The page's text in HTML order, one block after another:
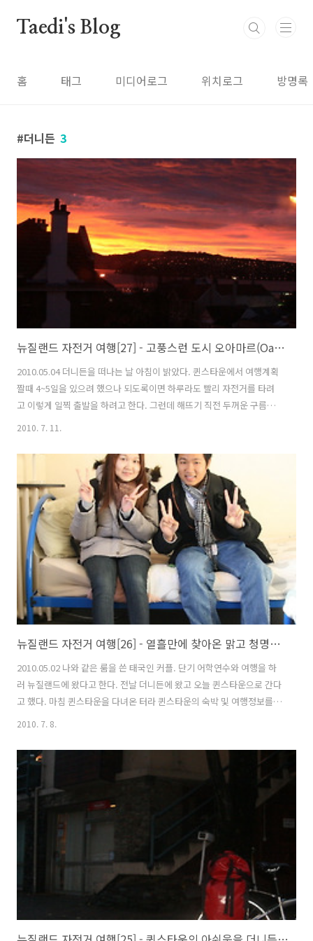
Taedi's Blog
홈 태그 미디어로그 위치로그 방명록
더니든 3
뉴질랜드 자전거 여행[27] - 고풍스런 도시 오아마르(Oamaru)
2010.05.04 더니든을 떠나는 날 아침이 밝았다. 퀸스타운에서 여행계획
짤때 4~5일을 있으려 했으나 되도록이면 하루라도 빨리 자전거를 타려
고 이렇게 일찍 출발을 하려고 한다. 그런데 해뜨기 직전 두꺼운 구름이
잔뜩 하늘을 가리고 있다. 이거 공포영화에 나오는 사크시티 같다. 아침
르막이 시작된다. 여기에다 비도 같이 내린다. 모처럼 자전거 타고 출발
했는데 날씨가 도와주질 않는다. 더니든 도착했을때도 비가 왔는데 떠날
때도 비가 온다. 오르막길을 꽤 올라온 것 같은데 앞에는 큰산 하나가 버
티고 있다. 아침일찍 일어나서 준비한 쌂은계란을 체력보충을 위해 먹었
다. 더니든에서 출발한지 한시간 정도 된것 같은데... 1Km 정도 되는 오
르..
2010. 7. 11.
뉴질랜드 자전거 여행[26] - 열흘만에 찾아온 맑고 청명한 하늘
2010.05.02 나와 같은 룸을 쓴 태국인 커플. 단기 어학연수와 여행을 하
러 뉴질랜드에 왔다고 한다. 전날 더니든에 왔고 오늘 퀸스타운으로 간다
고 했다. 마침 퀸스타운을 다녀온 터라 퀸스타운의 숙박 및 여행정보를
알려주었다. 백패커 간판에 각국의 국기가 그려져 있는데 아쉽게 우리나
아 있는데 태극기가 없다니 좀 아쉽다. 퀸스타운부터 근 10여일간 하루
도 빠짐없이 비가 왔다. 모처럼 맑은 날씨에 더니든을 아주 느린걸음으로
돌아보기로 했다. 파란 하늘에 구름 한 점 없다. 그에 따라 내 기분도 생쾌
해 지는 것 같은 느낌이 든다. 가파른 언덕에 지어진 집들이 참 신기하게
느껴질 지경이다. 여유로운 일요일 아침. 거리에는 차가 많지 않다..
2010. 7. 8.